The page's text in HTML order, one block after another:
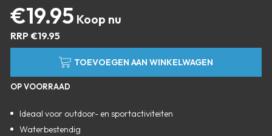
€19.95
RRP €19.95
TOEVOEGEN AAN WINKELWAGEN
OP VOORRAAD
Ideaal voor outdoor- en sportactiviteiten
Waterbestendig